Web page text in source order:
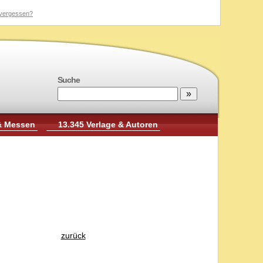
Suche
Messen 13.345 Verlage & Autoren
zurück